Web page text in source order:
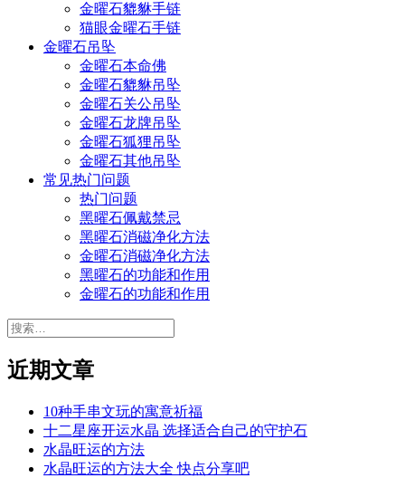
金曜石貔貅手链
猫眼金曜石手链
金曜石吊坠
金曜石本命佛
金曜石貔貅吊坠
金曜石关公吊坠
金曜石龙牌吊坠
金曜石狐狸吊坠
金曜石其他吊坠
常见热门问题
热门问题
黑曜石佩戴禁忌
黑曜石消磁净化方法
金曜石消磁净化方法
黑曜石的功能和作用
金曜石的功能和作用
搜
近期文章
10种手串文玩的寓意祈福
十二星座开运水晶 选择适合自己的守护石
水晶旺运的方法
水晶旺运的方法大全 快点分享吧